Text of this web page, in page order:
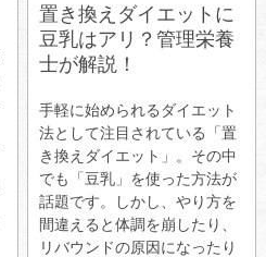
置き換えダイエットに
豆乳はアリ？管理栄養
士が解説！
手軽に始められるダイエット
法として注目されている「置
き換えダイエット」。その中
でも「豆乳」を使った方法が
話題です。しかし、やり方を
間違えると体調を崩したり、
リバウンドの原因になったり